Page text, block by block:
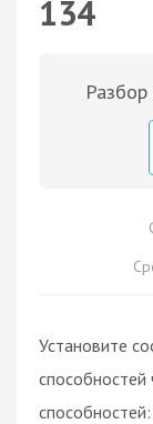
134
Установите